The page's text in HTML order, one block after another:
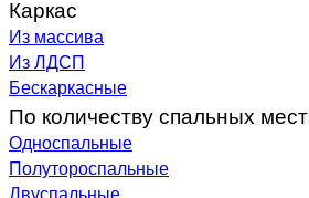
Каркас
Из массива
Из ЛДСП
Бескаркасные
По количеству спальных мест
Односпальные
Полутороспальные